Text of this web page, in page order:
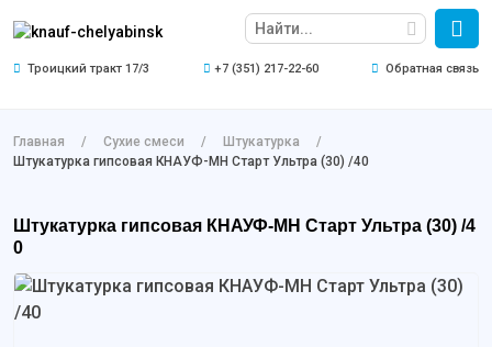
Троицкий тракт 17/3 +7 (351) 217-22-60 Обратная связь
Главная Сухие смеси
Штукатурка
Штукатурка гипсовая КНАУФ-МН Старт Ультра (30) /40
Штукатурка гипсовая КНАУФ-МН Старт Ультра (30) /4
0